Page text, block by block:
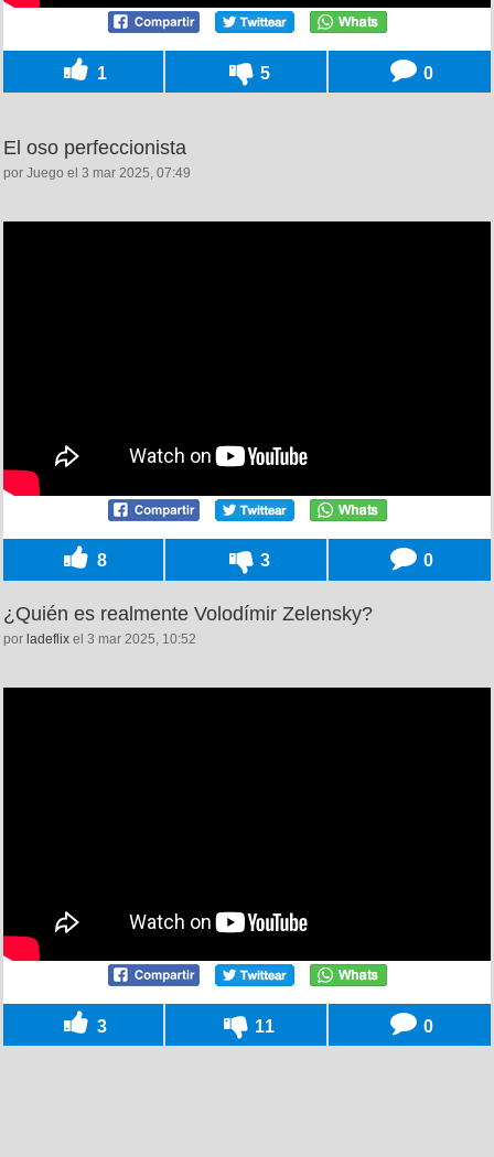
1 5 0
El oso perfeccionista
por Juego el 3 mar 2025, 07:49
8 3 0
¿Quién es realmente Volodímir Zelensky?
por ladeflix el 3 mar 2025, 10:52
3 11 0